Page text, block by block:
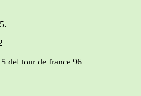
del tour de france 96.